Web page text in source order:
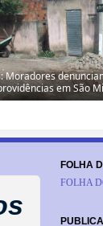
ninguém
escola no Alto da
FOLHA
FOLHA